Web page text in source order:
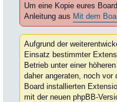
Um eine Kopie eures
Anleitung aus Mit dem
Aufgrund der
Einsatz bestimmter
Betrieb unter einer
daher angeraten, noch vor
Board installierten
mit der neuen phpBB-